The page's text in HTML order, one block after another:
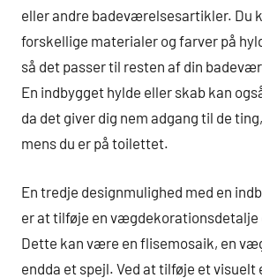
eller andre badeværelsesartikler. Du
forskellige materialer og farver på
så det passer til resten af din
En indbygget hylde eller skab kan
da det giver dig nem adgang til de
mens du er på toilettet.
En tredje designmulighed med en
er at tilføje en vægdekorationsdetalje
Dette kan være en flisemosaik, en
endda et spejl. Ved at tilføje et visuelt